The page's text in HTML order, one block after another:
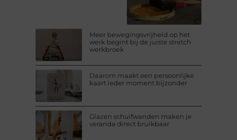
Meer bewegingsvrijheid op het
werk begint bij de juiste stretch
werkbroek
Daarom maakt een persoonlijke
kaart ieder moment bijzonder
Glazen schuifwanden maken je
veranda direct bruikbaar